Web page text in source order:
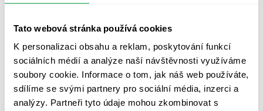
Tato webová stránka používá cookies
K personalizaci obsahu a reklam, poskytování funkcí
sociálních médií a analýze naší návštěvnosti využíváme
soubory cookie. Informace o tom, jak náš web používáte,
sdílíme se svými partnery pro sociální média, inzerci a
analýzy. Partneři tyto údaje mohou zkombinovat s
UMĚLÉ OSVĚTLENÍ VEŘEJNÉ OSVĚTLENÍ
VÝPOČET OSVĚTLENÍ VÝPOČET ZASTÍNĚNÍ
VÝPOČTY A NÁVRHY ZASTÍNĚNÍ